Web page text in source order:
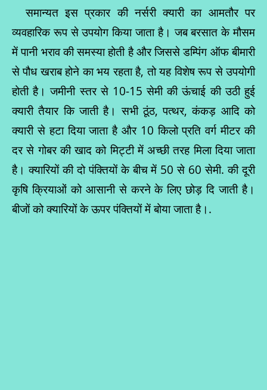
समान्यत इस प्रकार की नर्सरी क्यारी का आमतौर पर
व्यवहारिक रूप से उपयोग किया जाता है। जब बरसात के मौसम
में पानी भराव की समस्या होती है और जिससे डम्पिंग ऑफ बीमारी
से पौध खराब होने का भय रहता है, तो यह विशेष रूप से उपयोगी
होती है। जमीनी स्तर से 10-15 सेमी की ऊंचाई की उठी हुई
क्यारी तैयार कि जाती है। सभी ठूंठ, पत्थर, कंकड़ आदि को
क्यारी से हटा दिया जाता है और 10 किलो प्रति वर्ग मीटर की
दर से गोबर की खाद को मिट्टी में अच्छी तरह मिला दिया जाता
है। क्यारियों की दो पंक्तियों के बीच में 50 से 60 सेमी. की दूरी
कृषि क्रियाओं को आसानी से करने के लिए छोड़ दि जाती है।
बीजों को क्यारियों के ऊपर पंक्तियों में बोया जाता है।.